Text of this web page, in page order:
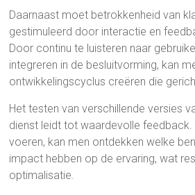
Daarnaast moet betrokkenheid van
gestimuleerd door interactie en
Door continu te luisteren naar
integreren in de besluitvorming, kan
ontwikkelingscyclus creëren die
Het testen van verschillende versies
dienst leidt tot waardevolle
voeren, kan men ontdekken welke
impact hebben op de ervaring, wat
optimalisatie.